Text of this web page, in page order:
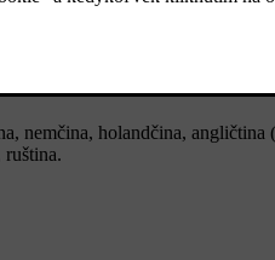
nemčina, holandčina,